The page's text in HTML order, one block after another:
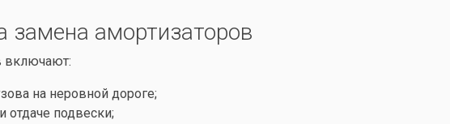
замена амортизаторов
включают:
на неровной дороге;
отдаче подвески;